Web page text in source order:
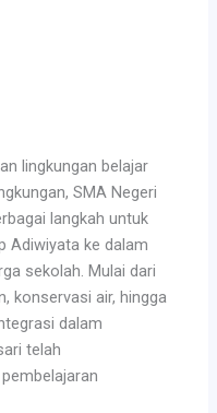
lingkungan belajar
SMA Negeri
langkah untuk
Adiwiyata ke dalam
sekolah. Mulai dari
konservasi air, hingga
dalam
telah